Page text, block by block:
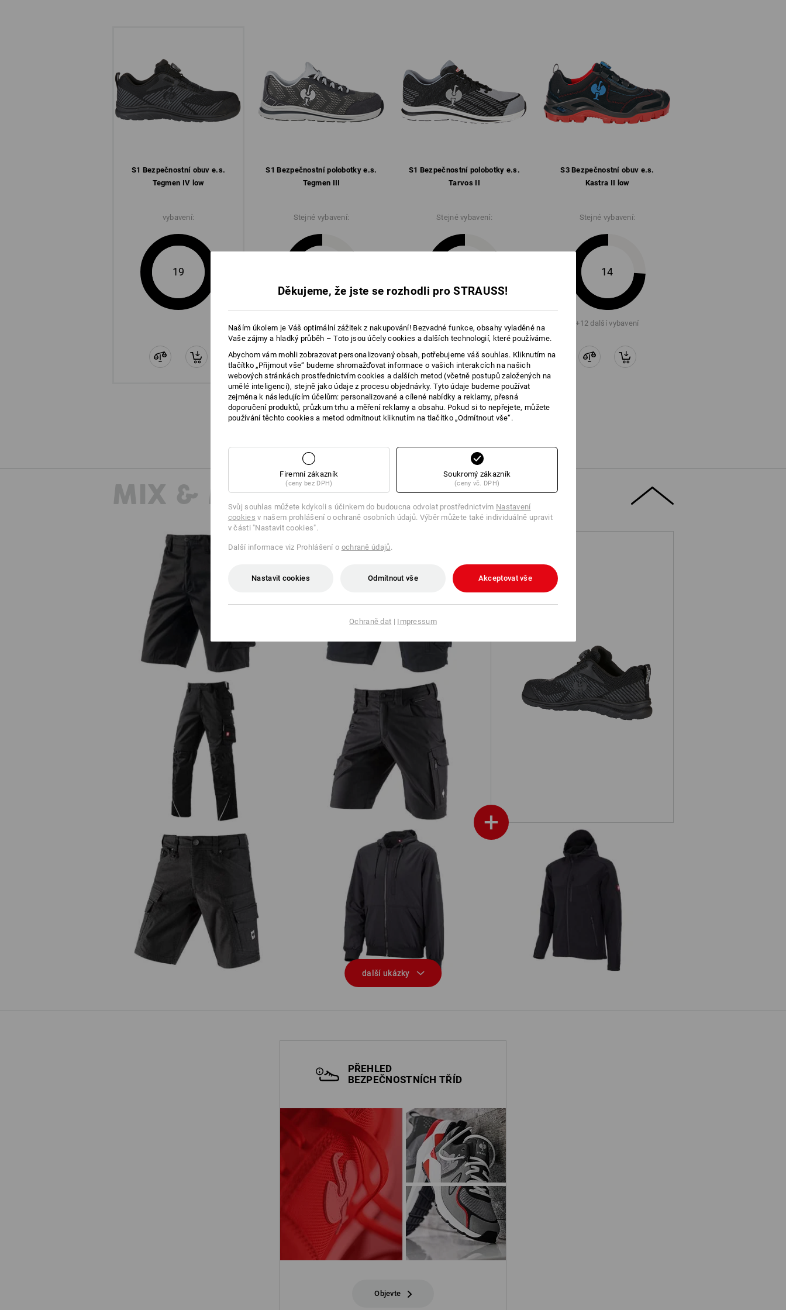
460
Klikněte na tlačítko "Datový formulář" pro více informací.
S1 Bezpečnostní obuv e.s.
Tegmen IV low
vybavení:
19
S1 Bezpečnostní polobotky e.s.
Tegmen III
S1 Bezpečnostní polobotky e.s.
Tarvos II
S3 Bezpečnostní obuv e.s.
Kastra II low
Stejné vybavení:
+4 další vybavení
Stejné vybavení:
+3 další vybavení
Stejné vybavení:
14
+12 další vybavení
Porovnat všechny detaily
MIX & MATCH
S1 Bezpečnostní obuv e.s. Tegmen IV
low
+
Šortky e.s.motion Šortky cargo e.s.motion ten léto
Kalhoty do pasu e.s.motion Šortky e.s.concrete light
Šortky cargo e.s.vintage Bunda s kapucí e.s.iconic Softshellová bunda e.s.vision
další ukázky
PŘEHLED
BEZPEČNOSTNÍCH TŘÍD
Objevte
Děkujeme, že jste se rozhodli pro STRAUSS!
Naším úkolem je Váš optimální zážitek z nakupování! Bezvadné funkce, obsahy vyladěné na
Vaše zájmy a hladký průběh – Toto jsou účely cookies a dalších technologií, které používáme.
Abychom vám mohli zobrazovat personalizovaný obsah, potřebujeme váš souhlas. Kliknutím na
tlačítko „Přijmout vše“ budeme shromažďovat informace o vašich interakcích na našich
webových stránkách prostřednictvím cookies a dalších metod (včetně postupů založených na
umělé inteligenci), stejně jako údaje z procesu objednávky. Tyto údaje budeme používat
zejména k následujícím účelům: personalizované a cílené nabídky a reklamy, přesná
doporučení produktů, průzkum trhu a měření reklamy a obsahu. Pokud si to nepřejete, můžete
používání těchto cookies a metod odmítnout kliknutím na tlačítko „Odmítnout vše“.
Firemní zákazník
(ceny bez DPH)
Soukromý zákazník
(ceny vč. DPH)
Svůj souhlas můžete kdykoli s účinkem do budoucna odvolat prostřednictvím Nastavení
cookies v našem prohlášení o ochraně osobních údajů. Výběr můžete také individuálně upravit
v části "Nastavit cookies".
Další informace viz Prohlášení o ochraně údajů.
Nastavit cookies Odmítnout vše Akceptovat vše
Ochraně dat | Impressum